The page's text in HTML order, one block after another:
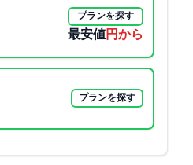
プランを探す
最安値2700円から
プランを探す